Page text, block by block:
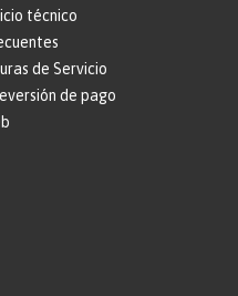
técnico
de Servicio
de pago